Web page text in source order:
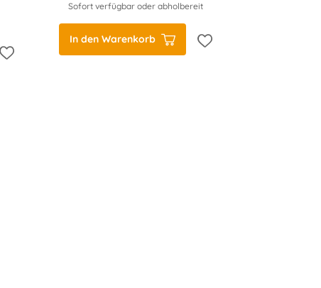
Sofort verfügbar oder abholbereit
In den Warenkorb